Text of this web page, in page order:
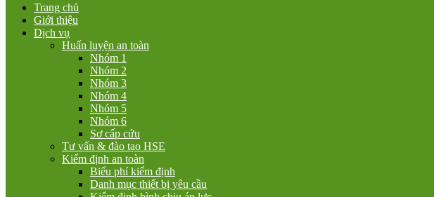
Trang chủ
Giới thiệu
Dịch vụ
Huấn luyện an toàn
Nhóm 1
Nhóm 2
Nhóm 3
Nhóm 4
Nhóm 5
Nhóm 6
Sơ cấp cứu
Tư vấn & đào tạo HSE
Kiểm định an toàn
Biểu phí kiểm định
Danh mục thiết bị yêu cầu